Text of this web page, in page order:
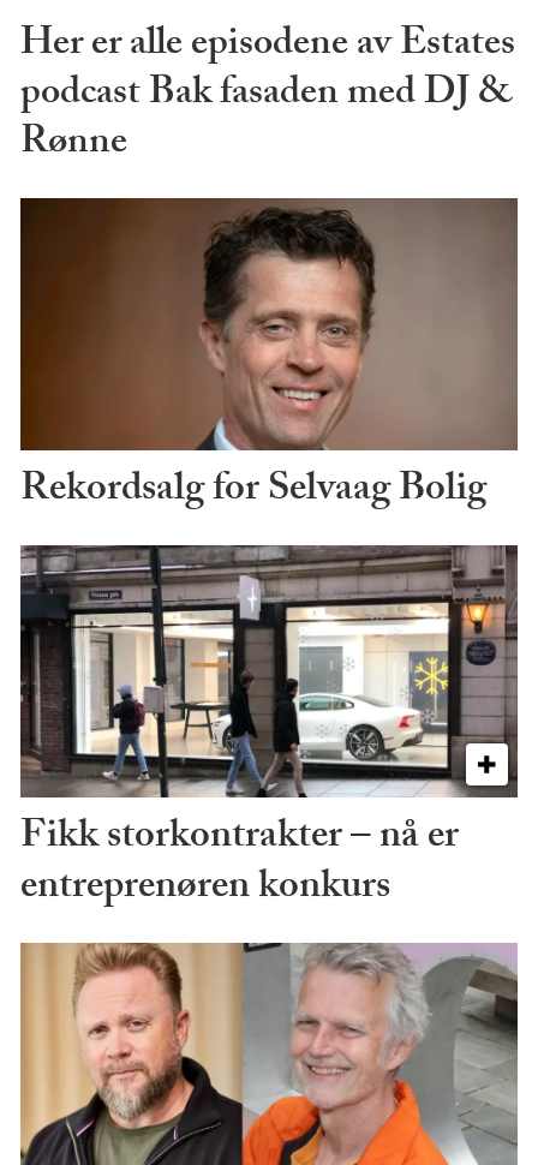
Her er alle episodene av Estates
podcast Bak fasaden med DJ &
Rønne
Rekordsalg for Selvaag Bolig
Fikk storkontrakter – nå er
entreprenøren konkurs